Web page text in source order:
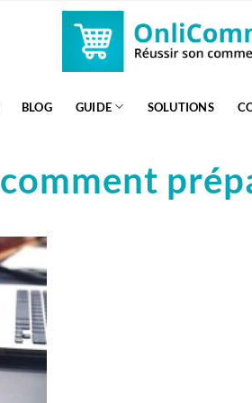
BLOG GUIDE SOLUTIONS
comment